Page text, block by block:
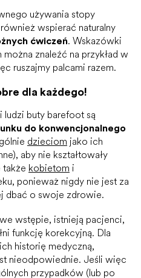
używania stopy
wspierać naturalny
ćwiczeń. Wskazówki
znaleźć na przykład w
ruszajmy palcami razem.
dla każdego!
ludzi buty barefoot są
do konwencjonalnego
dzieciom jako ich
aby nie kształtowały
także kobietom i
ponieważ nigdy nie jest za
dbać o swoje zdrowie.
wstępie, istnieją pacjenci,
funkcję korekcyjną. Dla
historię medyczną,
nieodpowiednie. Jeśli więc
przypadków (lub po